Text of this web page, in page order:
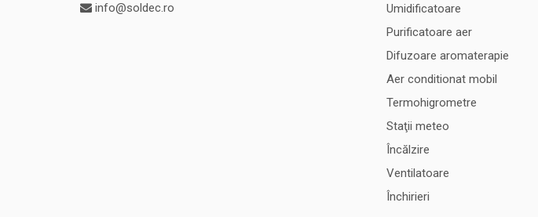
info@soldec.ro
Umidificatoare
Purificatoare aer
Difuzoare aromaterapie
Aer conditionat mobil
Termohigrometre
Staţii meteo
Încălzire
Ventilatoare
Închirieri